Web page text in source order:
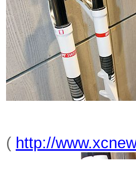
( http://